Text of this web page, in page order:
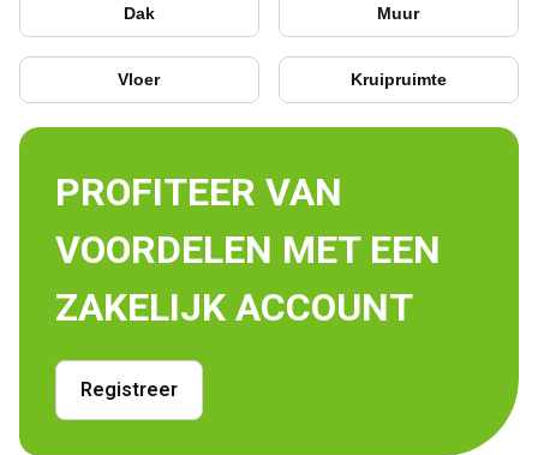
Dak Muur
Vloer Kruipruimte
PROFITEER VAN
VOORDELEN MET EEN
ZAKELIJK ACCOUNT
Registreer